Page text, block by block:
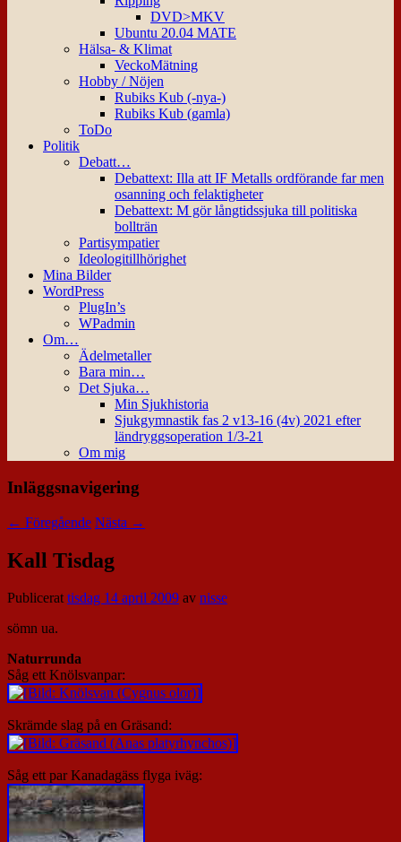
DVD>MKV
Ubuntu 20.04 MATE
Hälsa- & Klimat
VeckoMätning
Hobby / Nöjen
Rubiks Kub (-nya-)
Rubiks Kub (gamla)
ToDo
Politik
Debatt…
Debattext: Illa att IF Metalls ordförande far men
osanning och felaktigheter
Debattext: M gör långtidssjuka till politiska
bollträn
Partisympatier
Ideologitillhörighet
Mina Bilder
WordPress
PlugIn’s
WPadmin
Om…
Ädelmetaller
Bara min…
Det Sjuka…
Min Sjukhistoria
Sjukgymnastik fas 2 v13-16 (4v) 2021 efter
ländryggsoperation 1/3-21
Om mig
Inläggsnavigering
← Föregående Nästa →
Kall Tisdag
Publicerattisdag 14 april 2009 av nisse
sömn ua.
Naturrunda
Såg ett Knölsvanpar:
Skrämde slag på en Gräsand:
Såg ett par Kanadagäss flyga iväg: